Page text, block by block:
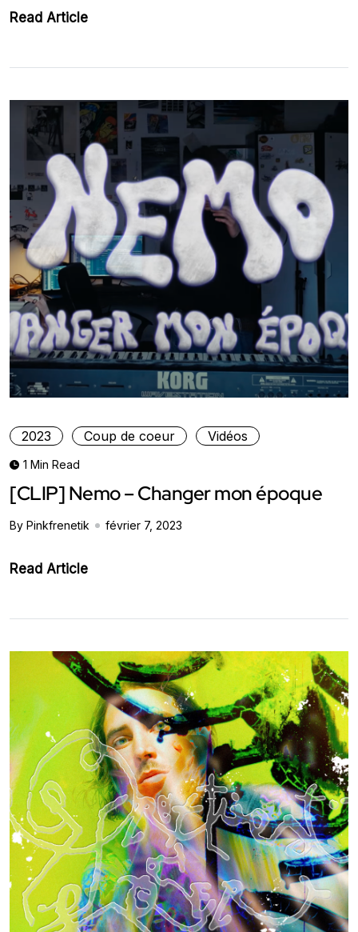
Read Article
2023 Coup de coeur Vidéos
1 Min Read
[CLIP] Nemo – Changer mon époque
By Pinkfrenetik février 7, 2023
Read Article